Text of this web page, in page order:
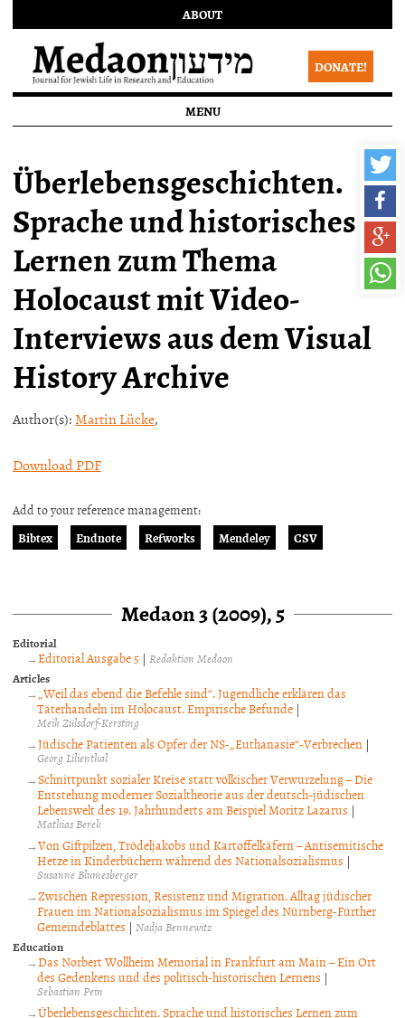
ABOUT
DONATE!
MENU
Überlebensgeschichten.
Sprache und historisches
Lernen zum Thema
Holocaust mit Video-
Interviews aus dem Visual
History Archive
Author(s):Martin Lücke,
Download PDF
Add to your reference management:
Bibtex
Endnote Refworks Mendeley CSV
Medaon 3 (2009), 5
Editorial
Editorial Ausgabe 5 |Redaktion Medaon
Articles
„Weil das ebend die Befehle sind“. Jugendliche erklären das
Täterhandeln im Holocaust. Empirische Befunde |
Meik Zülsdorf-Kersting
Jüdische Patienten als Opfer der NS-„Euthanasie“-Verbrechen |
Georg Lilienthal
Schnittpunkt sozialer Kreise statt völkischer Verwurzelung – Die
Entstehung moderner Sozialtheorie aus der deutsch-jüdischen
Lebenswelt des 19. Jahrhunderts am Beispiel Moritz Lazarus |
Mathias Berek
Von Giftpilzen, Trödeljakobs und Kartoffelkäfern – Antisemitische
Hetze in Kinderbüchern während des Nationalsozialismus |
Susanne Blumesberger
Zwischen Repression, Resistenz und Migration. Alltag jüdischer
Frauen im Nationalsozialismus im Spiegel des Nürnberg-Fürther
Gemeindeblattes | Nadja Bennewitz
Education
Das Norbert Wollheim Memorial in Frankfurt am Main – Ein Ort
des Gedenkens und des politisch-historischen Lernens |
Sebastian Pein
Überlebensgeschichten. Sprache und historisches Lernen zum